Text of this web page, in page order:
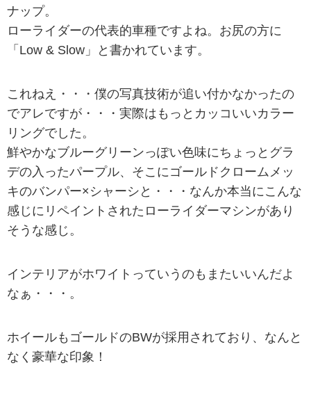
ナップ。
ローライダーの代表的車種ですよね。お尻の方に
「Low & Slow」と書かれています。
これねえ・・・僕の写真技術が追い付かなかったの
でアレですが・・・実際はもっとカッコいいカラー
リングでした。
鮮やかなブルーグリーンっぽい色味にちょっとグラ
デの入ったパープル、そこにゴールドクロームメッ
キのバンパー×シャーシと・・・なんか本当にこんな
感じにリペイントされたローライダーマシンがあり
そうな感じ。
インテリアがホワイトっていうのもまたいいんだよ
なぁ・・・。
ホイールもゴールドのBWが採用されており、なんと
なく豪華な印象！